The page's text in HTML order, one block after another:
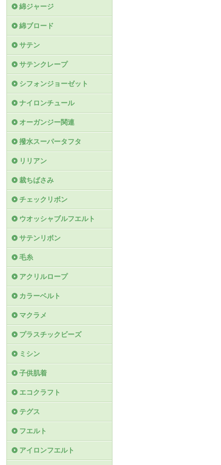
綿ジャージ
綿ブロード
サテン
サテンクレープ
シフォンジョーゼット
ナイロンチュール
オーガンジー関連
撥水スーパータフタ
リリアン
裁ちばさみ
チェックリボン
ウオッシャブルフエルト
サテンリボン
毛糸
アクリルロープ
カラーベルト
マクラメ
プラスチックビーズ
ミシン
子供肌着
エコクラフト
テグス
フエルト
アイロンフエルト